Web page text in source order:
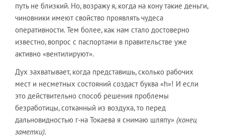
путь не близкий. Но, возражу я, когда на кону такие деньги,
чиновники имеют свойство проявлять чудеса
оперативности. Тем более, как нам стало достоверно
известно, вопрос с паспортами в правительстве уже
активно «вентилируют».
Дух захватывает, когда представишь, сколько рабочих
мест и несметных состояний создаст буква «h»! И если
это действительно способ решения проблемы
безработицы, сотканный из воздуха, то перед
дальновидностью г-на Токаева я снимаю шляпу» (конец
заметки).